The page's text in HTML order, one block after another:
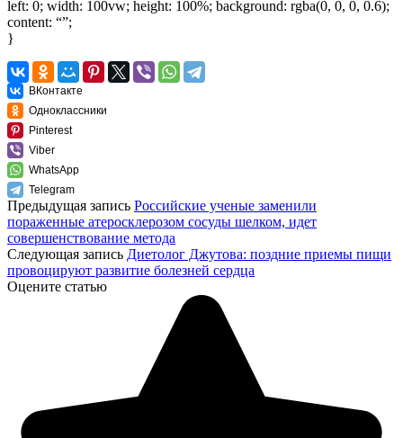
left: 0; width: 100vw; height: 100%; background: rgba(0, 0, 0, 0.6);
content: “”;
}
ВКонтакте
Одноклассники
Pinterest
Viber
WhatsApp
Telegram
Предыдущая запись Российские ученые заменили
пораженные атеросклерозом сосуды шелком, идет
совершенствование метода
Следующая запись Диетолог Джутова: поздние приемы пищи
провоцируют развитие болезней сердца
Оцените статью